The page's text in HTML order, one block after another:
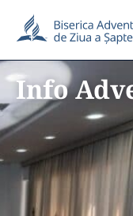
Info